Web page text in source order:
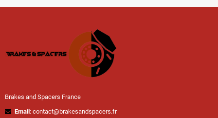
Brakes and Spacers France
Email : contact@brakesandspacers.fr